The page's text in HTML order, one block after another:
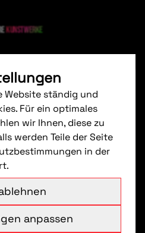
kunstwerke
Website ständig und
Für ein optimales
wir Ihnen, diese zu
werden Teile der Seite
in der
anpassen